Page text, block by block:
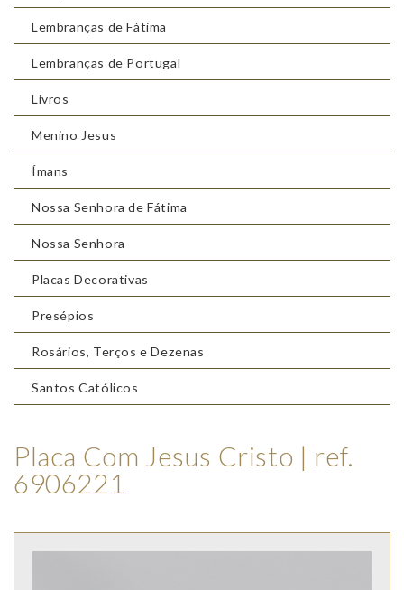
Lembranças de Fátima
Lembranças de Portugal
Livros
Menino Jesus
Ímans
Nossa Senhora de Fátima
Nossa Senhora
Placas Decorativas
Presépios
Rosários, Terços e Dezenas
Santos Católicos
Placa Com Jesus Cristo | ref.
6906221